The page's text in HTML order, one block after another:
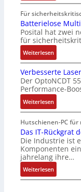
e
r
b
e
i
S
P
N
n
i
k
-
G
e
s
c
h
ä
f
t
s
f
ü
h
r
e
r
t
S
y
s
t
è
m
e
s
:
2
E
r
g
e
b
n
S
e
n
s
o
l
o
s
e
a
s
c
h
l
Für
Batterielose
Posital hat zwei
für
Weiterlesen:
B
a
t
t
e
r
i
e
l
o
s
e
M
Verbesserte
Der OptoNCDT
Performance-
Weiterlesen:
V
e
r
b
e
s
s
e
Hutschienen-PC
Das IT-Rückgrat
Die Industrie ist
Komponenten
jahrelang ihre…
Weiterlesen:
D